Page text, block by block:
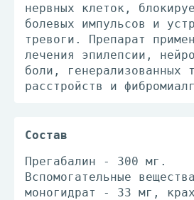
нервных клеток,
болевых импульсов и
тревоги. Препарат
лечения эпилепсии,
боли, генерализованных
расстройств и
Состав
Прегабалин - 300 мг.
Вспомогательные
моногидрат - 33 мг,